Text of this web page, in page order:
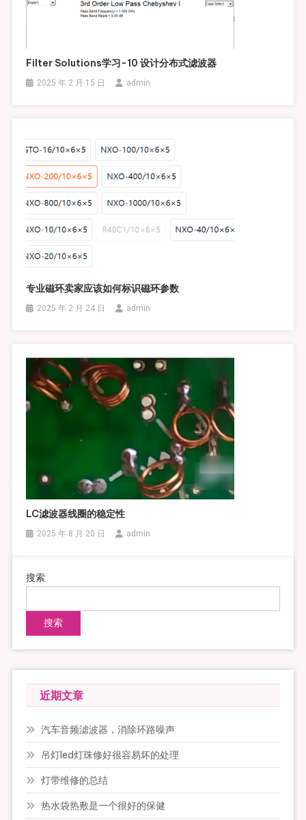
Filter Solutions学习-10 设计分布式滤波器
2025 年 2 月 15 日 admin
专业磁环卖家应该如何标识磁环参数
2025 年 2 月 24 日 admin
LC滤波器线圈的稳定性
2025 年 8 月 20 日 admin
搜索
搜索
近期文章
汽车音频滤波器，消除环路噪声
吊灯led灯珠修好很容易坏的处理
灯带维修的总结
热水袋热敷是一个很好的保健